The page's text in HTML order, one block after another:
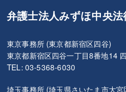
弁護士法人みずほ中央
東京事務所 (東京都新宿区四谷)
東京都新宿区四谷一丁目8番地14
TEL: 03-5368-6030
埼玉事務所 (埼玉県さいたま市大宮